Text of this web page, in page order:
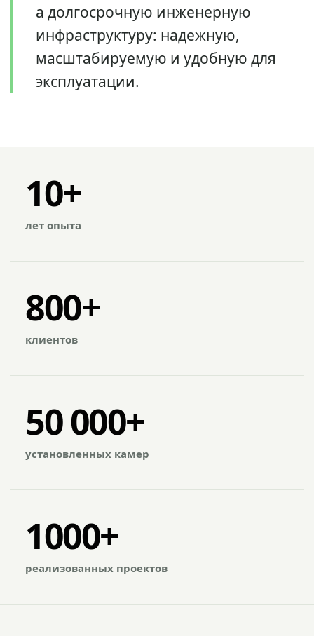
а долгосрочную инженерную
инфраструктуру: надежную,
масштабируемую и удобную для
эксплуатации.
10+
лет опыта
800+
клиентов
50 000+
установленных камер
1000+
реализованных проектов